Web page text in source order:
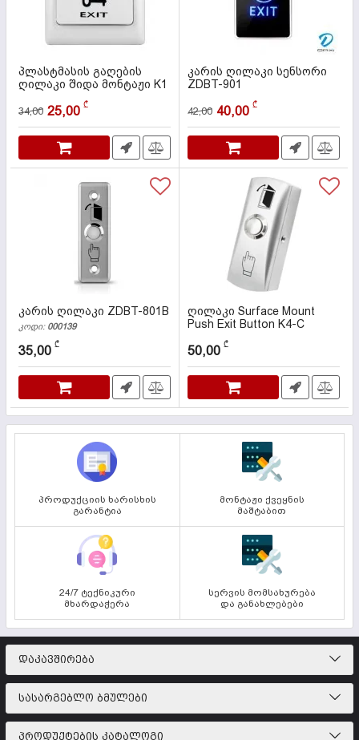
პლასტმასის გაღების
ღილაკი შიდა მონტაჟი K1
34,00 25,00 ₾
კარის ღილაკი სენსორი
ZDBT-901
42,00 40,00 ₾
კარის ღილაკი ZDBT-801B
კოდი: 000139
35,00 ₾
ღილაკი Surface Mount
Push Exit Button K4-C
000573
50,00 ₾
პროდუქციის ხარისხის
გარანტია
მონტაჟი ქვეყნის
მაშტაბით
24/7 ტექნიკური
მხარდაჭერა
სერვის მომსახურება
და განახლებები
ᲓᲐᲙᲐᲕᲨᲘᲠᲔᲑᲐ
ᲡᲐᲡᲐᲠᲒᲔᲑᲚᲝ ᲑᲛᲣᲚᲔᲑᲘ
ᲞᲠᲝᲓᲣᲥᲢᲔᲑᲘᲡ ᲙᲐᲢᲐᲚᲝᲒᲘ